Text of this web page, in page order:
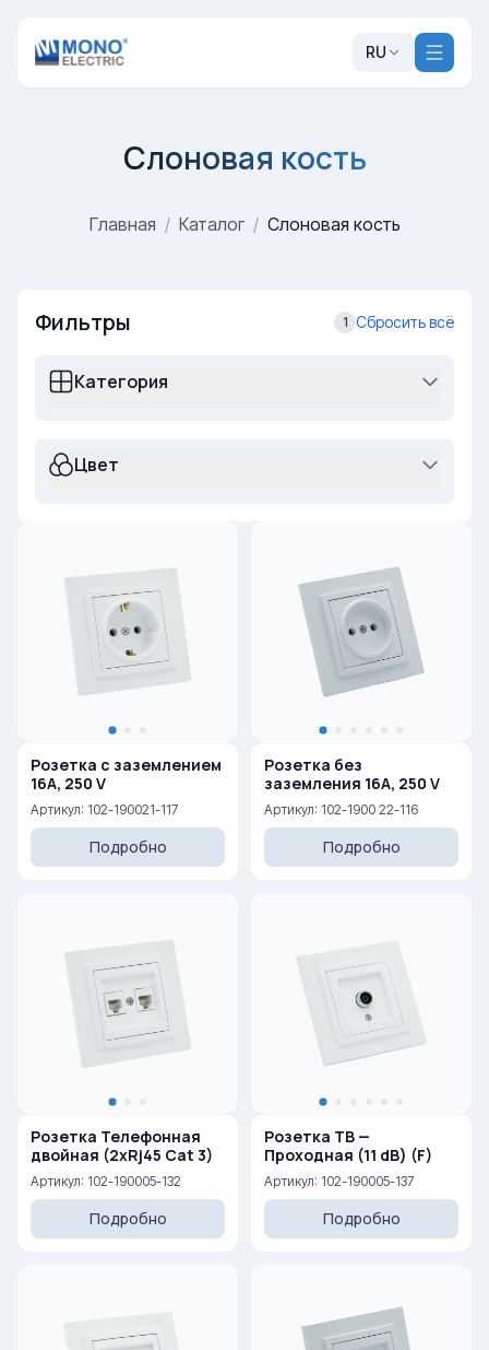
RU
Слоновая кость
Главная / Каталог / Слоновая кость
Фильтры 1 Сбросить всё
Категория
Цвет
Розетка с заземлением
16A, 250 V
Артикул: 102-190021-117
Подробно
Розетка без
заземления 16A, 250 V
Артикул: 102-1900 22-116
Подробно
Розетка Телефонная
двойная (2xRj45 Cat 3)
Артикул: 102-190005-132
Подробно
Розетка ТВ —
Проходная (11 dB) (F)
Артикул: 102-190005-137
Подробно